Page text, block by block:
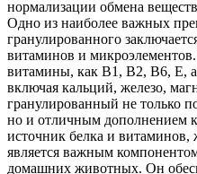
нормализации обмена
Одно из наиболее важных
гранулированного
витаминов и
витамины, как В1, В2, В6, Е,
включая кальций, железо,
гранулированный не только
но и отличным дополнением
источник белка и
является важным
домашних животных. Он